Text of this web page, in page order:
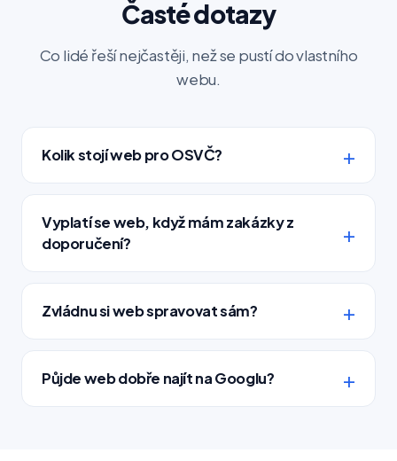
Časté dotazy
Co lidé řeší nejčastěji, než se pustí do vlastního
webu.
Kolik stojí web pro OSVČ?
Vyplatí se web, když mám zakázky z
doporučení?
Zvládnu si web spravovat sám?
Půjde web dobře najít na Googlu?